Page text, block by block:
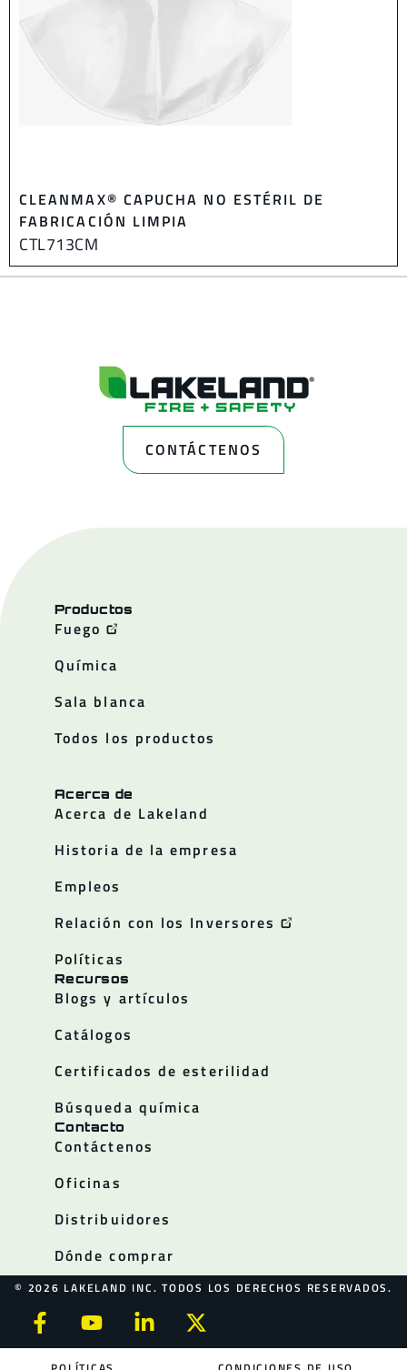
CLEANMAX® CAPUCHA NO ESTÉRIL DE
FABRICACIÓN LIMPIA
CTL713CM
CONTÁCTENOS
Productos
Fuego
Química
Sala blanca
Todos los productos
Acerca de
Acerca de Lakeland
Historia de la empresa
Empleos
Relación con los Inversores
Políticas
Recursos
Blogs y artículos
Catálogos
Certificados de esterilidad
Búsqueda química
Contacto
Contáctenos
Oficinas
Distribuidores
Dónde comprar
© 2026 LAKELAND INC. TODOS LOS DERECHOS RESERVADOS.